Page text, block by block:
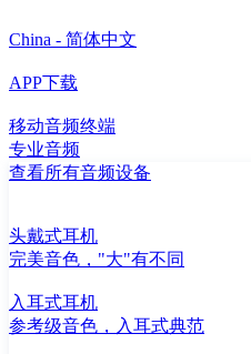
China - 简体中文
APP下载
移动音频终端
专业音频
查看所有音频设备
头戴式耳机
完美音色，"大"有不同
入耳式耳机
参考级音色，入耳式典范